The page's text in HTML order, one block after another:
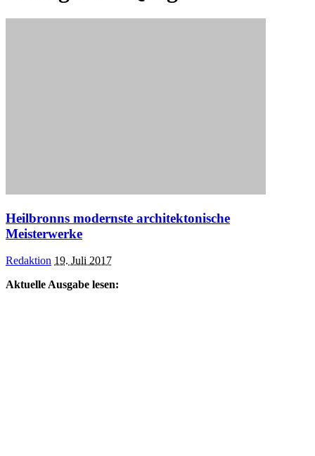
Heilbronns modernste architektonische
Meisterwerke
Posted
Redaktion 19. Juli 2017
Aktuelle Ausgabe lesen: